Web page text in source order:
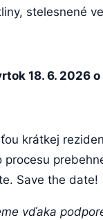
stelesnené
18. 6. 2026
krátkej
procesu
Save the date!
vďaka